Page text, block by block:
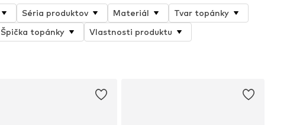
Séria produktov Materiál
Tvar topánky
Špička topánky
Vlastnosti produktu